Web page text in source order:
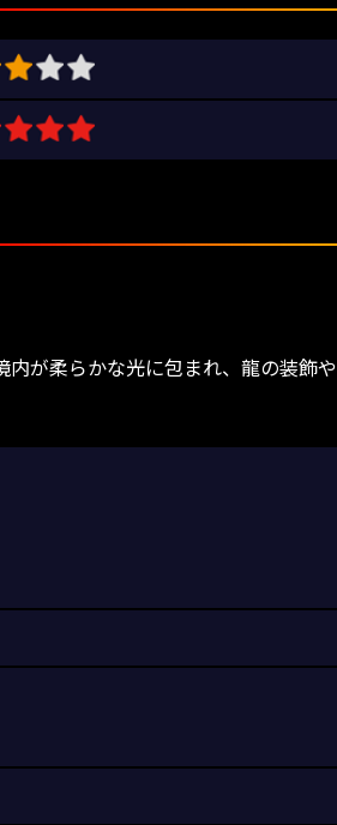
が柔らかな光に包まれ、龍の装飾や